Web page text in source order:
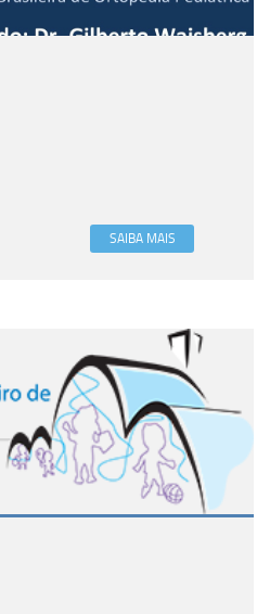
SAIBA MAIS